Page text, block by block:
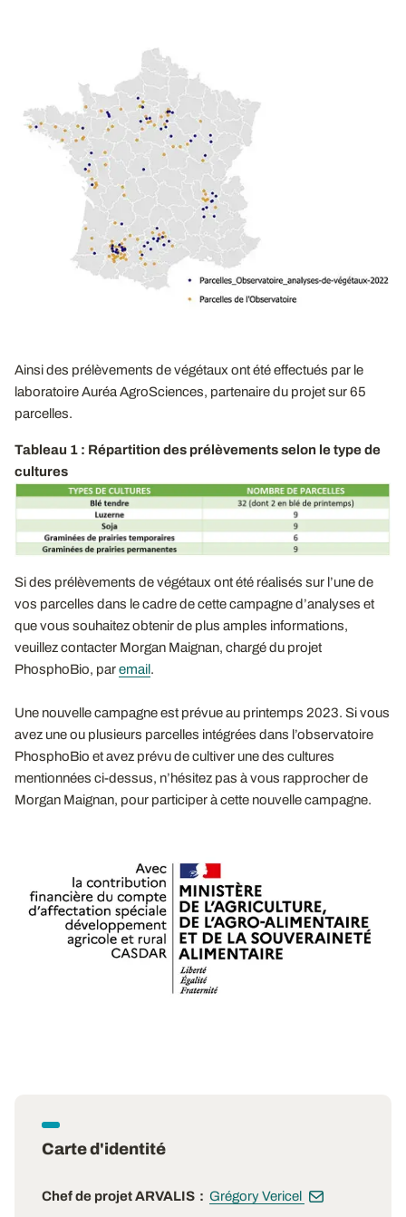
Ainsi des prélèvements de végétaux ont été effectués par le
laboratoire Auréa AgroSciences, partenaire du projet sur 65
parcelles.
Tableau 1 : Répartition des prélèvements selon le type de
cultures
Si des prélèvements de végétaux ont été réalisés sur l’une de
vos parcelles dans le cadre de cette campagne d’analyses et
que vous souhaitez obtenir de plus amples informations,
veuillez contacter Morgan Maignan, chargé du projet
PhosphoBio, paremail.
Une nouvelle campagne est prévue au printemps 2023. Si vous
avez une ou plusieurs parcelles intégrées dans l’observatoire
PhosphoBio et avez prévu de cultiver une des cultures
mentionnées ci-dessus, n’hésitez pas à vous rapprocher de
Morgan Maignan, pour participer à cette nouvelle campagne.
Carte d'identité
Chef de projet ARVALIS
Grégory Vericel